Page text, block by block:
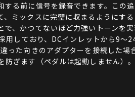
する前に信号を録音できます。この
、ミックスに完璧に収まるようにす
、かつてないほど力強いトーンを実
用しており、DCインレットから9～
った向きのアダプターを接続した場
ぎます（ペダルは起動しません）。